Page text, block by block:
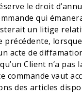
le droit
qui
un litige
précédente,
acte de
Client n’a pas
commande vaut
des articles